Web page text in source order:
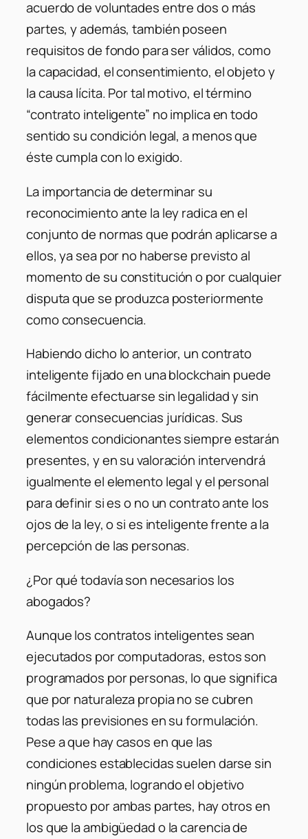
acuerdo de voluntades entre dos o más
partes, y además, también poseen
requisitos de fondo para ser válidos, como
la capacidad, el consentimiento, el objeto y
la causa lícita. Por tal motivo, el término
“contrato inteligente” no implica en todo
sentido su condición legal, a menos que
éste cumpla con lo exigido.
La importancia de determinar su
reconocimiento ante la ley radica en el
conjunto de normas que podrán aplicarse a
ellos, ya sea por no haberse previsto al
momento de su constitución o por cualquier
disputa que se produzca posteriormente
como consecuencia.
Habiendo dicho lo anterior, un contrato
inteligente fijado en una blockchain puede
fácilmente efectuarse sin legalidad y sin
generar consecuencias jurídicas. Sus
elementos condicionantes siempre estarán
presentes, y en su valoración intervendrá
igualmente el elemento legal y el personal
para definir si es o no un contrato ante los
ojos de la ley, o si es inteligente frente a la
percepción de las personas.
¿Por qué todavía son necesarios los
abogados?
Aunque los contratos inteligentes sean
ejecutados por computadoras, estos son
programados por personas, lo que significa
que por naturaleza propia no se cubren
todas las previsiones en su formulación.
Pese a que hay casos en que las
condiciones establecidas suelen darse sin
ningún problema, logrando el objetivo
propuesto por ambas partes, hay otros en
los que la ambigüedad o la carencia de